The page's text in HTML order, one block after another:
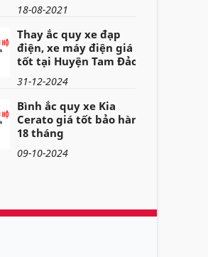
18-08-2021
Thay ắc quy xe đạp
điện, xe máy điện giá
tốt tại Huyện Tam Đảo
31-12-2024
Bình ắc quy xe Kia
Cerato giá tốt bảo hành
18 tháng
09-10-2024